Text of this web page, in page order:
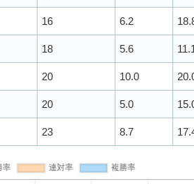
16 6.2
18 5.6
20 10.0
20 5.0
23 8.7